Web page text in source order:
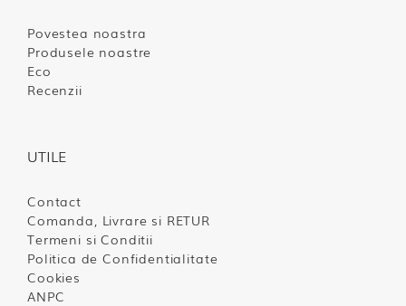
Povestea noastra
Produsele noastre
Eco
Recenzii
UTILE
Contact
Comanda, Livrare si RETUR
Termeni si Conditii
Politica de Confidentialitate
Cookies
ANPC